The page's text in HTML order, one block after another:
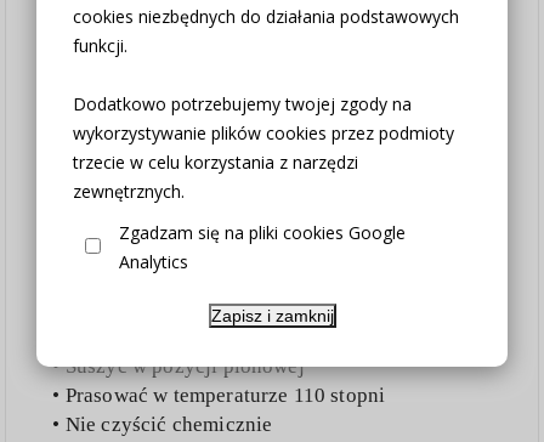
cookies niezbędnych do działania podstawowych
funkcji.
Dodatkowo potrzebujemy twojej zgody na
wykorzystywanie plików cookies przez podmioty
trzecie w celu korzystania z narzędzi
zewnętrznych.
Zgadzam się na pliki cookies Google
Analytics
Zapisz i zamknij
klimat.
Wymiary
opcjach produktu
Skład:80% bawełna, 20% poliester
Sposób zawieszenia:
Instrukcja prania oraz użytkowania:
• Należy prać z podobnymi kolorami
• Suszyć w pozycji pionowej
• Prasować w temperaturze 110 stopni
• Nie czyścić chemicznie